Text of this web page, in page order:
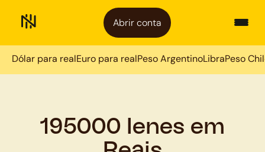
Abrir conta
Dólar para realEuro para realPeso ArgentinoLibraPeso
195000 Ienes em